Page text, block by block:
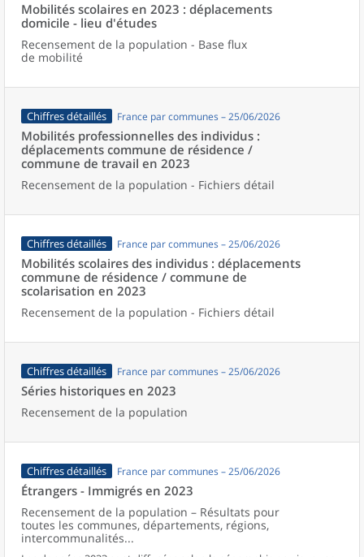
Mobilités scolaires en 2023 : déplacements
domicile - lieu d'études
Recensement de la population - Base flux
de mobilité
Chiffres détaillés France par communes – 25/06/2026
Mobilités professionnelles des individus :
déplacements commune de résidence /
commune de travail en 2023
Recensement de la population - Fichiers détail
Chiffres détaillés France par communes – 25/06/2026
Mobilités scolaires des individus : déplacements
commune de résidence / commune de
scolarisation en 2023
Recensement de la population - Fichiers détail
Chiffres détaillés France par communes – 25/06/2026
Séries historiques en 2023
Recensement de la population
Chiffres détaillés France par communes – 25/06/2026
Étrangers - Immigrés en 2023
Recensement de la population – Résultats pour
toutes les communes, départements, régions,
intercommunalités...